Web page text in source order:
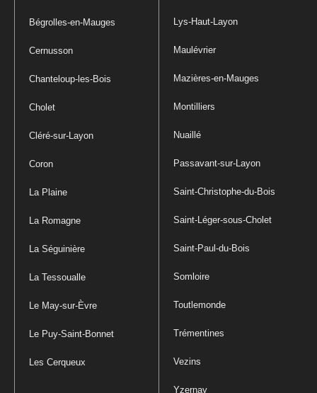
Bégrolles-en-Mauges
Cernusson
Chanteloup-les-Bois
Cholet
Cléré-sur-Layon
Coron
La Plaine
La Romagne
La Séguinière
La Tessoualle
Le May-sur-Èvre
Le Puy-Saint-Bonnet
Les Cerqueux
Lys-Haut-Layon
Maulévrier
Mazières-en-Mauges
Montilliers
Nuaillé
Passavant-sur-Layon
Saint-Christophe-du-Bois
Saint-Léger-sous-Cholet
Saint-Paul-du-Bois
Somloire
Toutlemonde
Trémentines
Vezins
Yzernay